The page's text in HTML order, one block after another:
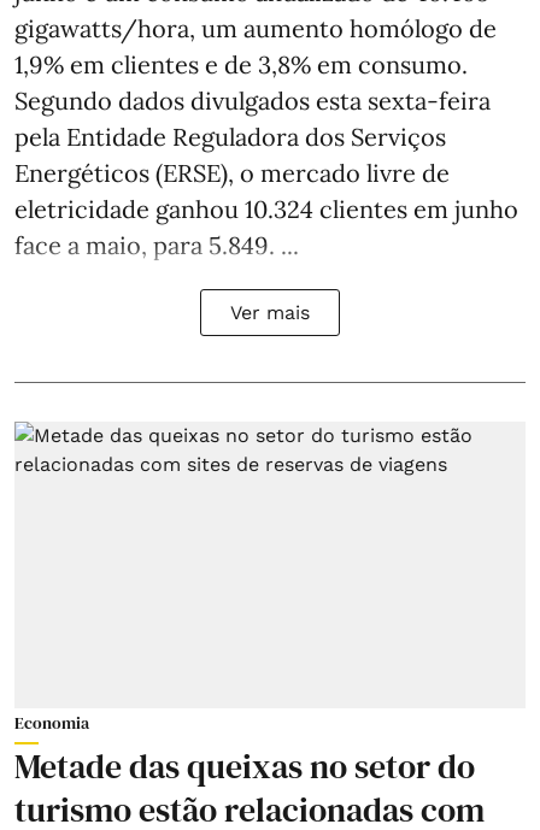
gigawatts/hora, um aumento homólogo de
1,9% em clientes e de 3,8% em consumo.
Segundo dados divulgados esta sexta-feira
pela Entidade Reguladora dos Serviços
Energéticos (ERSE), o mercado livre de
eletricidade ganhou 10.324 clientes em junho
face a maio, para 5.849. ...
Ver mais
Economia
Metade das queixas no setor do
turismo estão relacionadas com